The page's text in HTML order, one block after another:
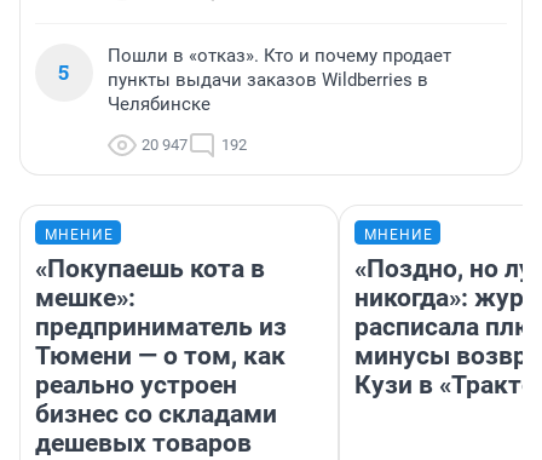
5
Пошли в «отказ». Кто и почему продает
пункты выдачи заказов Wildberries в
Челябинске
20 947 192
МНЕНИЕ
«Покупаешь кота в
мешке»:
предприниматель из
Тюмени — о том, как
реально устроен
бизнес со складами
дешевых товаров
МНЕНИЕ
«Поздно, но
никогда»:
расписала
минусы
Кузи в